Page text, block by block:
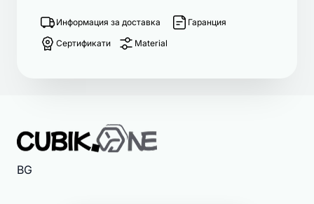
Информация за доставка
Гаранция
Сертификати
Material
BG